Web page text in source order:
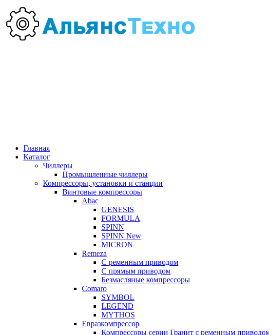
Главная
Каталог
Чиллеры
Промышленные чиллеры
Компрессоры, установки и станции
Винтовые компрессоры
Abac
GENESIS
FORMULA
SPINN
SPINN New
MICRON
Remeza
С ременным приводом
С прямым приводом
Безмасляные компрессоры
Comaro
SYMBOL
LEGEND
MYTHOS
Евразкомпрессор
Компрессоры серии Гранит с ременным